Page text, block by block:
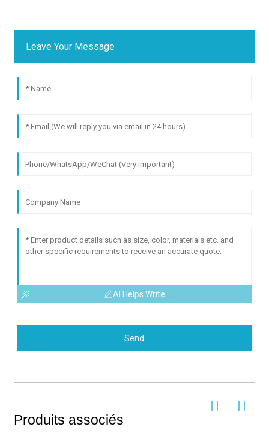
Leave Your Message
AI Helps Write
Send
Produits associés